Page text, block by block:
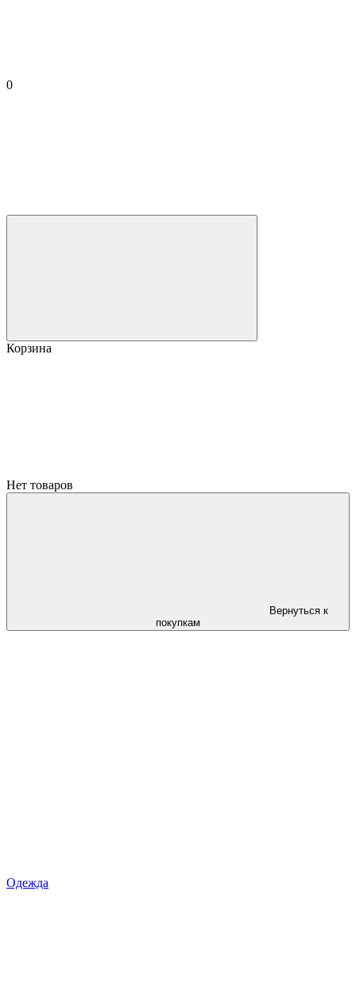
0
Корзина
Нет товаров
Вернуться к
покупкам
Одежда